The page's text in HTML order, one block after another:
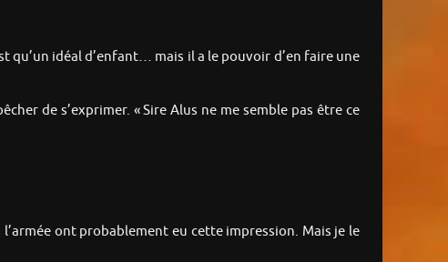
qu’un idéal d’enfant… mais il a le pouvoir d’en faire une
de s’exprimer. « Sire Alus ne me semble pas être ce
ont probablement eu cette impression. Mais je le